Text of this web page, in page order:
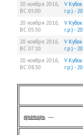
20 ноября 2016,
ВС 05:00
V
г.р.) -
20 ноября 2016,
ВС 05:50
V
г.р.) -
20 ноября 2016,
ВС 07:10
V
г.р.) -
20 ноября 2016,
ВС 08:30
V
г.р.) -
вратарь —